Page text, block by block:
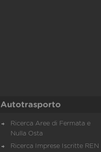
Autotrasporto
Ricerca Aree di Fermata e
Nulla Osta
Ricerca Imprese Iscritte REN